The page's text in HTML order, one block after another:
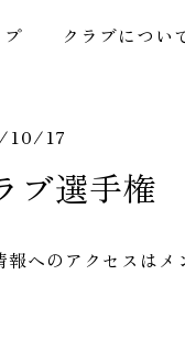
プ クラブについ
10/17
ブ選手
報へのアクセスは